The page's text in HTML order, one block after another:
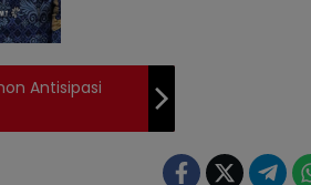
Antisipasi